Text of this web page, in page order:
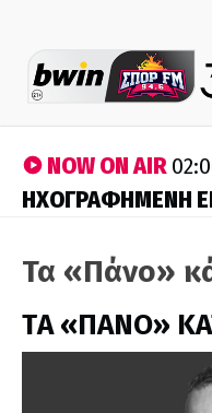
NOW ON AIR
ΗΧΟΓΡΑΦΗΜΕΝΗ
Τα «Πάνο»
ΤA «ΠΑΝΟ»